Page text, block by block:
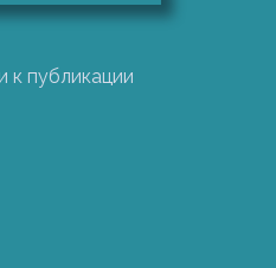
к публикации